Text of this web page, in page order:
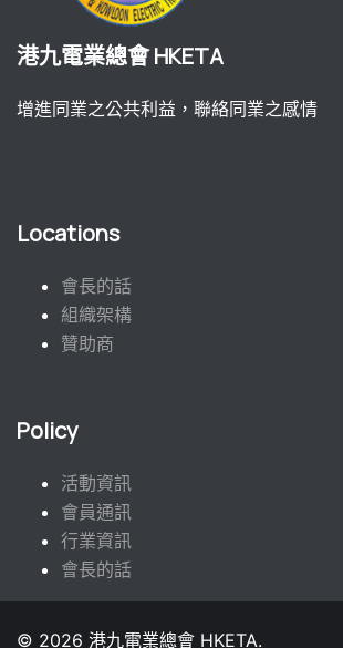
港九電業總會 HKETA
增進同業之公共利益，聯絡同業之感情
Locations
會長的話
組織架構
贊助商
Policy
活動資訊
會員通訊
行業資訊
會長的話
© 2026 港九電業總會 HKETA.